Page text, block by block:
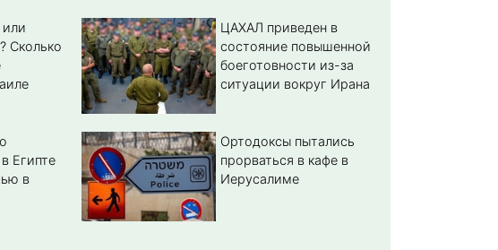
или
Cколько
ЦАХАЛ приведен в
состояние повышенной
боеготовности из-за
ситуации вокруг Ирана
Египте
в
Ортодоксы пытались
прорваться в кафе в
Иерусалиме